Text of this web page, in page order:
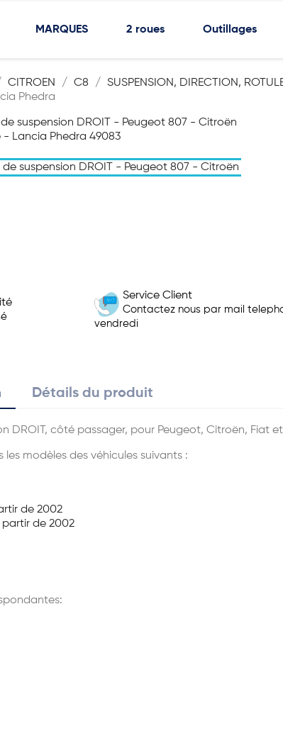
MARQUES 2 roues Outillages
CITROEN C8 SUSPENSION, DIRECTION,
Phedra
Service Client
Contactez nous par mail
vendredi
Détails du produit
DROIT, côté passager, pour Peugeot, Citroën, Fiat
les modèles des véhicules suivants :
de 2002
partir de 2002